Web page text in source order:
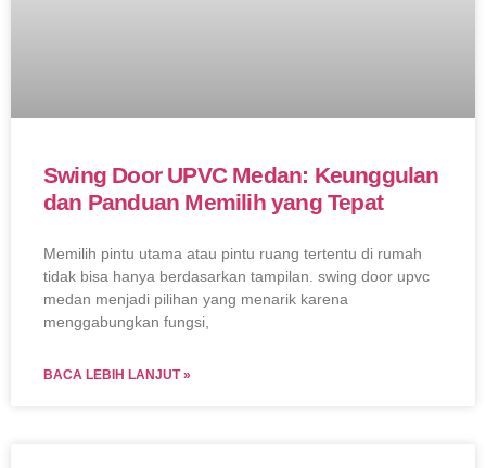
Swing Door UPVC Medan: Keunggulan
dan Panduan Memilih yang Tepat
Memilih pintu utama atau pintu ruang tertentu di rumah
tidak bisa hanya berdasarkan tampilan. swing door upvc
medan menjadi pilihan yang menarik karena
menggabungkan fungsi,
BACA LEBIH LANJUT »